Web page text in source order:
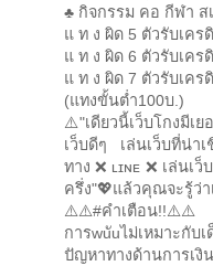
♣️ กิจกรรม คอ กีฬา ส
แ ท ง ผิด 5 ตัวรับเคร
แ ท ง ผิด 6 ตัวรับเคร
แ ท ง ผิด 7 ตัวรับเคร
(แทงขั้นต่ำ100บ.)
⚠️"เดียวนี้เว็บโกงมีเ
เว็บดีๆ เล่นเว็บที่น่
ทาง❌ʟɪɴᴇ❌เล่นเ
ครึ่ง"💖แล้วคุณจะรู้ว่า
⚠️⚠️#คำเตือน!!⚠️⚠️
การwuัuไม่เหมาะกั
ปัญหาทางด้านการเ